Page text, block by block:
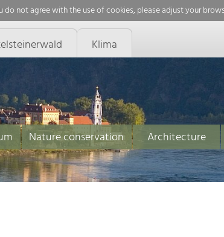
not agree with the use of cookies, please adjust your
Klima
Nature conservation Architecture